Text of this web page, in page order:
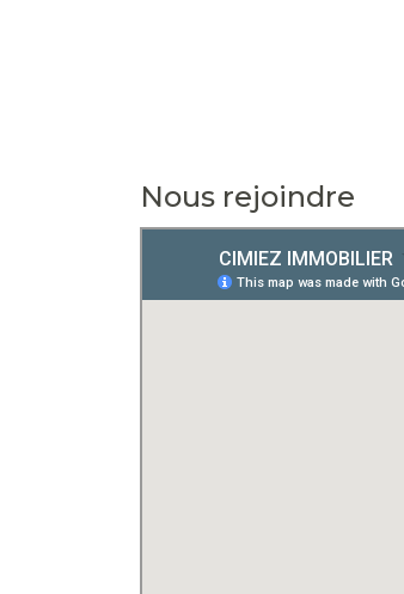
Nous rejoindre